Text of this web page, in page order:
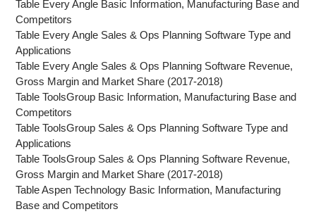
Table Every Angle Basic Information, Manufacturing Base and
Competitors
Table Every Angle Sales & Ops Planning Software Type and
Applications
Table Every Angle Sales & Ops Planning Software Revenue,
Gross Margin and Market Share (2017-2018)
Table ToolsGroup Basic Information, Manufacturing Base and
Competitors
Table ToolsGroup Sales & Ops Planning Software Type and
Applications
Table ToolsGroup Sales & Ops Planning Software Revenue,
Gross Margin and Market Share (2017-2018)
Table Aspen Technology Basic Information, Manufacturing
Base and Competitors